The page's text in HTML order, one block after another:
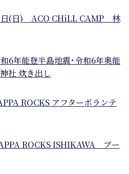
日(日) ACO CHiLL CAMP 林
6年能登半島地震･令和6年奥能
社 炊き出し
ROCKS アフターボランテ
ROCKS ISHIKAWA ブー